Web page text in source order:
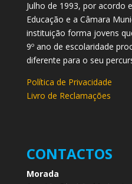
Julho de 1993, por acordo
Educação e a Câmara
instituição forma jovens
9º ano de escolaridade
diferente para o seu
Política de Privacidade
Livro de Reclamações
CONTACTOS
Morada